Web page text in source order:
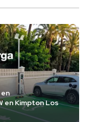
en Kimpton Los